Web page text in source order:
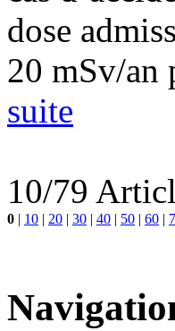
dose
20 mSv/an
suite
10/79
0 | 10 | 20 | 30 | 40 | 50 | 60 |